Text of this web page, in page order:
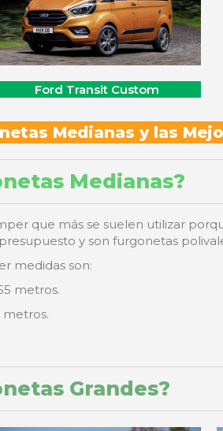
Ford Transit Custom
Medianas y las
Medianas?
que más se suelen utilizar
y son furgonetas
medidas son:
metros.
metros.
Grandes?